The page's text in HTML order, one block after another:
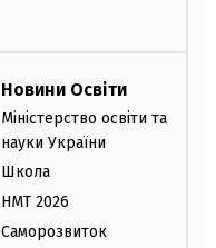
Новини Освіти
Міністерство освіти та
науки України
Школа
НМТ 2026
Саморозвиток